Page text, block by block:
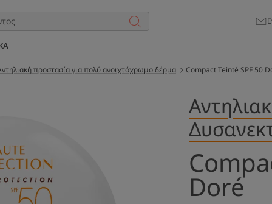
προστασία για πολύ ανοιχτόχρωμο δέρμα Compact Teinté SPF 50
Doré